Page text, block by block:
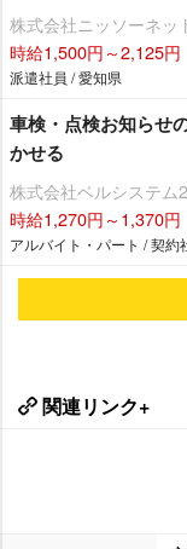
株式会社ニッソーネッ
時給1,500円～2,125円
派遣社員 / 愛知県
車検・点検お知らせ
かせる
株式会社ベルシステム
時給1,270円～1,370円
アルバイト・パート / 契約
関連リンク+